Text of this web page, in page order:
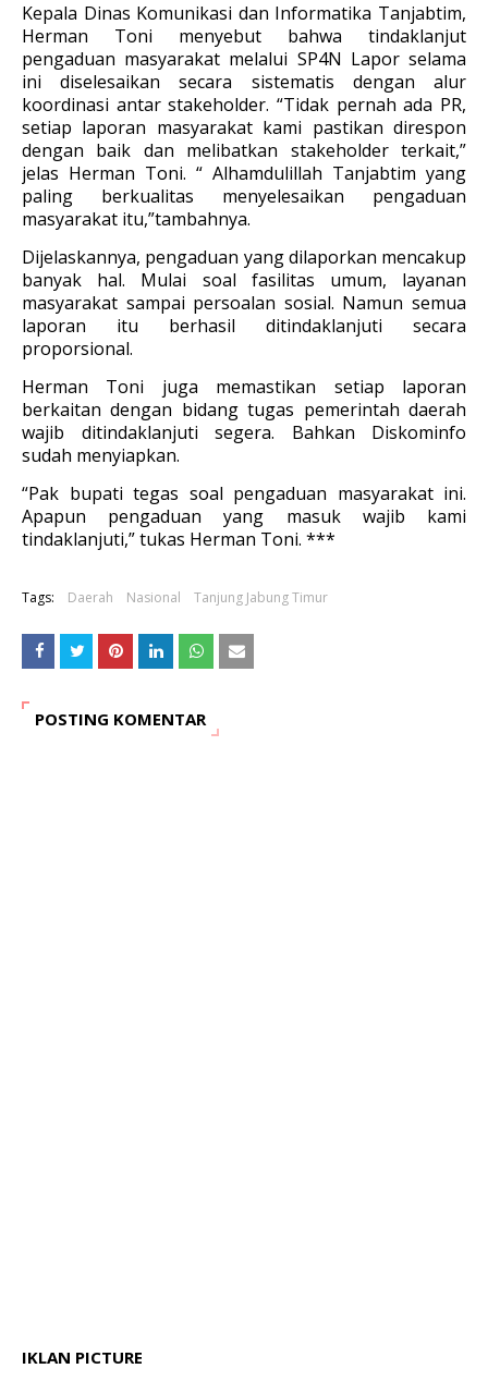
Kepala Dinas Komunikasi dan Informatika Tanjabtim,
Herman Toni menyebut bahwa tindaklanjut
pengaduan masyarakat melalui SP4N Lapor selama
ini diselesaikan secara sistematis dengan alur
koordinasi antar stakeholder. “Tidak pernah ada PR,
setiap laporan masyarakat kami pastikan direspon
dengan baik dan melibatkan stakeholder terkait,”
jelas Herman Toni. “ Alhamdulillah Tanjabtim yang
paling berkualitas menyelesaikan pengaduan
masyarakat itu,”tambahnya.
Dijelaskannya, pengaduan yang dilaporkan mencakup
banyak hal. Mulai soal fasilitas umum, layanan
masyarakat sampai persoalan sosial. Namun semua
laporan itu berhasil ditindaklanjuti secara
proporsional.
Herman Toni juga memastikan setiap laporan
berkaitan dengan bidang tugas pemerintah daerah
wajib ditindaklanjuti segera. Bahkan Diskominfo
sudah menyiapkan.
“Pak bupati tegas soal pengaduan masyarakat ini.
Apapun pengaduan yang masuk wajib kami
tindaklanjuti,” tukas Herman Toni. ***
Tags: Daerah Nasional Tanjung Jabung Timur
POSTING KOMENTAR
IKLAN PICTURE